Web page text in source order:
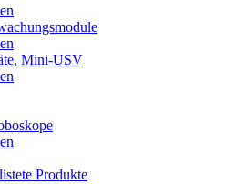
Mini-USV
Produkte